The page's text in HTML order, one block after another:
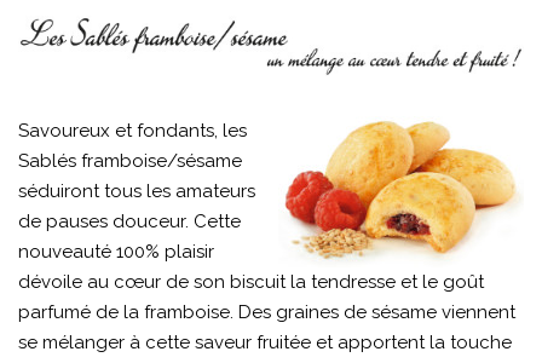
Savoureux et fondants, les
Sablés framboise/sésame
séduiront tous les amateurs
de pauses douceur. Cette
nouveauté 100% plaisir
dévoile au cœur de son biscuit la tendresse et le goût
parfumé de la framboise. Des graines de sésame viennent
se mélanger à cette saveur fruitée et apportent la touche